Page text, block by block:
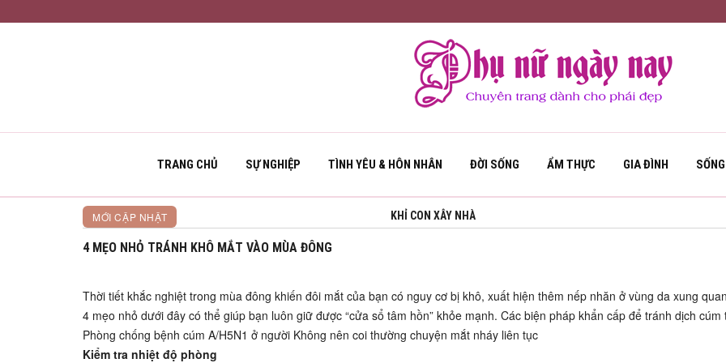
TRANG CHỦ SỰ NGHIỆP TÌNH YÊU & HÔN NHÂN ĐỜI SỐNG ẨM THỰC GIA ĐÌNH
MỚI CẬP NHẬT
4 MẸO NHỎ TRÁNH KHÔ MẮT VÀO MÙA ĐÔNG
Thời tiết khắc nghiệt trong mùa đông khiến đôi mắt của bạn có nguy cơ bị khô, xuất hiện thêm nếp nhăn ở vùng da xung
4 mẹo nhỏ dưới đây có thể giúp bạn luôn giữ được “cửa sổ tâm hồn” khỏe mạnh. Các biện pháp khẩn cấp để tránh dịch cúm
Phòng chống bệnh cúm A/H5N1 ở người Không nên coi thường chuyện mắt nháy liên tục
Kiểm tra nhiệt độ phòng